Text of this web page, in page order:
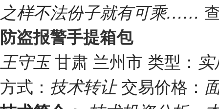
之样不法份子就有可乘……
防盗报警手提箱包
王守玉甘肃 兰州市 类型：
方式： 技术转让 交易价格：